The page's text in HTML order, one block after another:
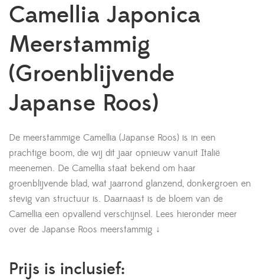
Camellia Japonica
Meerstammig
(Groenblijvende
Japanse Roos)
De meerstammige Camellia (Japanse Roos) is in een
prachtige boom, die wij dit jaar opnieuw vanuit Italië
meenemen. De Camellia staat bekend om haar
groenblijvende blad, wat jaarrond glanzend, donkergroen en
stevig van structuur is. Daarnaast is de bloem van de
Camellia een opvallend verschijnsel. Lees hieronder meer
over de Japanse Roos meerstammig ↓
Prijs is inclusief: